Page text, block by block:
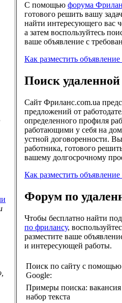
С помощью форума
готового решить вашу
найти интересующего вас
а затем воспользуйтесь
ваше объявление с
Как разместить
Поиск
Сайт Фриланс.com.ua
предложений от
определенного профиля
работающими у себя на
устной договоренности.
работника, готового
вашему долгосрочному
Как разместить
Форум по
Чтобы бесплатно найти
по фрилансу,
разместите ваше
и интересующей работы.
Поиск по сайту с помощью
Google:
Примеры поиска:
набор текста